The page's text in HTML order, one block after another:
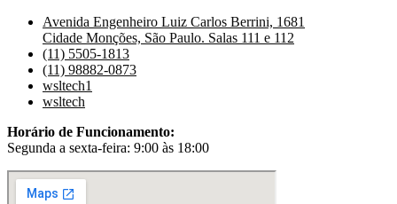
Avenida Engenheiro Luiz Carlos Berrini, 1681
Cidade Monções, São Paulo. Salas 111 e 112
(11) 5505-1813
(11) 98882-0873
wsltech1
wsltech
Horário de Funcionamento:
Segunda a sexta-feira: 9:00 às 18:00